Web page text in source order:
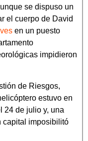
se dispuso un
el cuerpo de David
en un puesto
impidieron
de Riesgos,
estuvo en
24 de julio y, una
capital imposibilitó